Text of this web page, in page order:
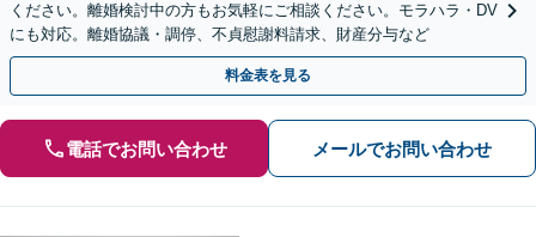
ください。離婚検討中の方もお気軽にご相談ください。モラハラ・DV
にも対応。離婚協議・調停、不貞慰謝料請求、財産分与など
料金表を見る
電話でお問い合わせ メールでお問い合わせ